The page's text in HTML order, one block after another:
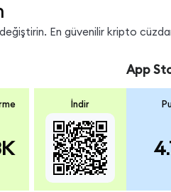
En güvenilir kripto
İndir
App